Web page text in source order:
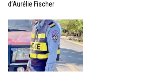
d’Aurélie Fischer